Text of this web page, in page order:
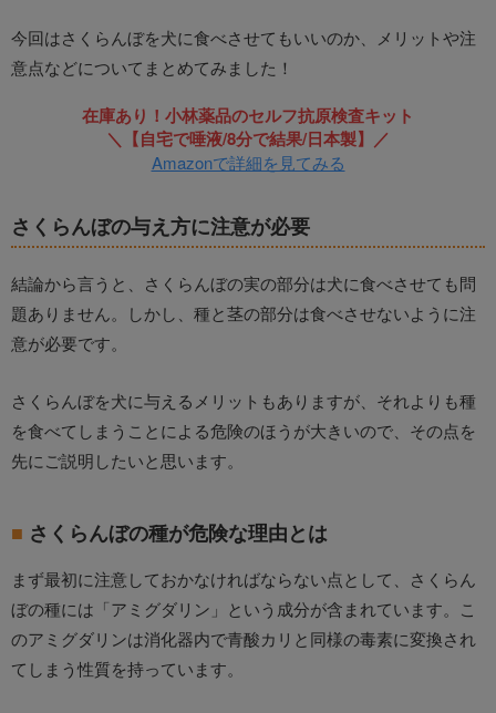
今回はさくらんぼを犬に食べさせてもいいのか、メリットや注
意点などについてまとめてみました！
在庫あり！小林薬品のセルフ抗原検査キット
＼【自宅で唾液/8分で結果/日本製】／
Amazonで詳細を見てみる
さくらんぼの与え方に注意が必要
結論から言うと、さくらんぼの実の部分は犬に食べさせても問
題ありません。しかし、種と茎の部分は食べさせないように注
意が必要です。
さくらんぼを犬に与えるメリットもありますが、それよりも種
を食べてしまうことによる危険のほうが大きいので、その点を
先にご説明したいと思います。
さくらんぼの種が危険な理由とは
まず最初に注意しておかなければならない点として、さくらん
ぼの種には「アミグダリン」という成分が含まれています。こ
のアミグダリンは消化器内で青酸カリと同様の毒素に変換され
てしまう性質を持っています。